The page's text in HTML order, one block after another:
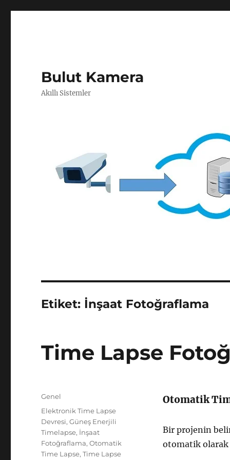
Bulut Kamera
Akıllı Sistemler
Etiket: İnşaat Fotoğraflama
Time Lapse
Otomatik
Bir projenin
otomatik olarak
Kategoriler
Genel
Etiketler
Elektronik Time Lapse
Devresi,Güneş Enerjili
Timelapse, İnşaat
Fotoğraflama,Otomatik
Time Lapse,Time Lapse